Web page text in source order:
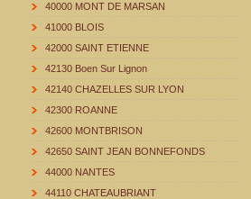
40000 MONT DE MARSAN
41000 BLOIS
42000 SAINT ETIENNE
42130 Boen Sur Lignon
42140 CHAZELLES SUR LYON
42300 ROANNE
42600 MONTBRISON
42650 SAINT JEAN BONNEFONDS
44000 NANTES
44110 CHATEAUBRIANT